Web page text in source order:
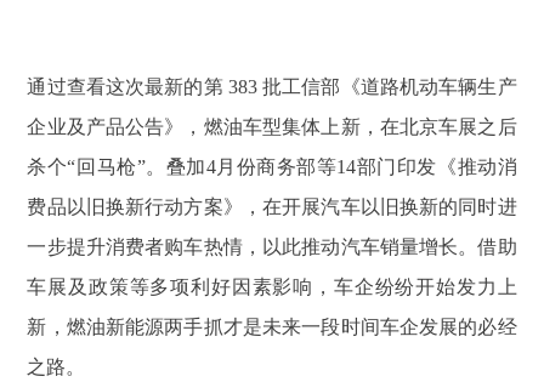
通过查看这次最新的第 383 批工信部《道路机动车辆生产
企业及产品公告》，燃油车型集体上新，在北京车展之后
杀个“回马枪”。叠加4月份商务部等14部门印发《推动消
费品以旧换新行动方案》，在开展汽车以旧换新的同时进
一步提升消费者购车热情，以此推动汽车销量增长。借助
车展及政策等多项利好因素影响，车企纷纷开始发力上
新，燃油新能源两手抓才是未来一段时间车企发展的必经
之路。